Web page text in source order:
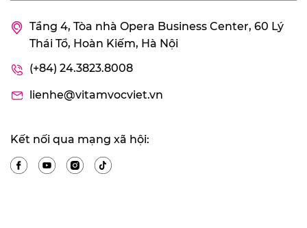
Tầng 4, Tòa nhà Opera Business Center, 60 Lý
Thái Tổ, Hoàn Kiếm, Hà Nội
(+84) 24.3823.8008
lienhe@vitamvocviet.vn
Kết nối qua mạng xã hội: